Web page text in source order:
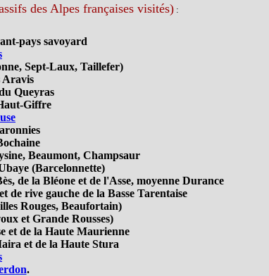
des Alpes françaises visités):
pays savoyard
Sept-Laux, Taillefer)
Aravis
Queyras
Giffre
Beaumont, Champsaur
(Barcelonnette)
de la Bléone et de l'Asse, moyenne Durance
de rive gauche de la Basse Tarentaise
Rouges, Beaufortain)
et Grande Rousses)
et de la Haute Maurienne
et de la Haute Stura
.